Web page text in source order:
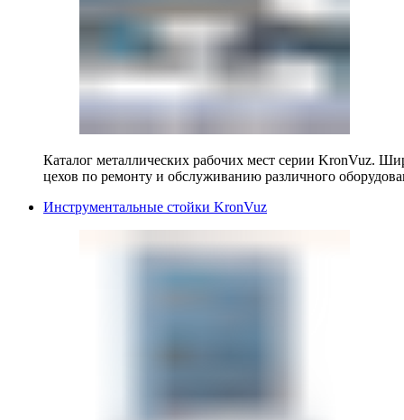
Каталог металлических рабочих мест серии KronVuz.
цехов по ремонту и обслуживанию различного
Инструментальные стойки KronVuz